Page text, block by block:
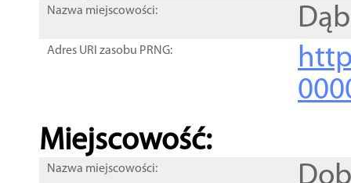
Nazwa miejscowości:
Adres URI zasobu PRNG:
Miejscowość:
Nazwa miejscowości: